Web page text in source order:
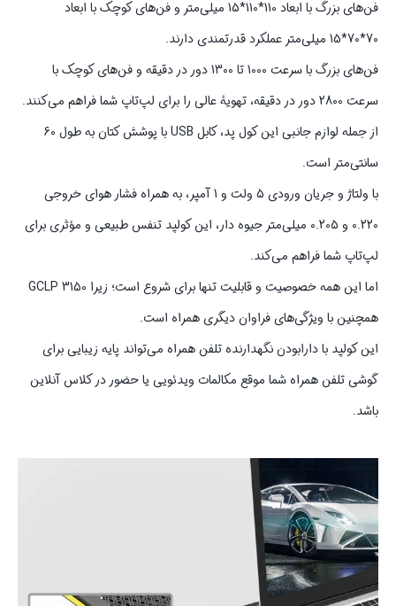
فن‌های بزرگ با ابعاد 110*110*15 میلی‌متر و فن‌های کوچک با ابعاد
70*70*15 میلی‌متر عملکرد قدرتمندی دارند.
فن‌های بزرگ با سرعت 1000 تا 1300 دور در دقیقه و فن‌های کوچک با
سرعت 2800 دور در دقیقه، تهویهٔ عالی را برای لپ‌تاپ شما فراهم می‌کنند.
از جمله لوازم جانبی این کول پد، کابل USB با پوشش کتان به طول 60
سانتی‌متر است.
با ولتاژ و جریان ورودی 5 ولت و 1 آمپر، به همراه فشار هوای خروجی
0.220 و 0.205 میلی‌متر جیوه دار، این کولپد تنفس طبیعی و مؤثری برای
لپ‌تاپ شما فراهم می‌کند.
اما این همه خصوصیت و قابلیت تنها برای شروع است؛ زیرا GCLP 3150
همچنین با ویژگی‌های فراوان دیگری همراه است.
این کولپد با دارابودن نگهدارنده تلفن همراه می‌تواند پایه زیبایی برای
گوشی تلفن همراه شما موقع مکالمات ویدئویی یا حضور در کلاس آنلاین
باشد.